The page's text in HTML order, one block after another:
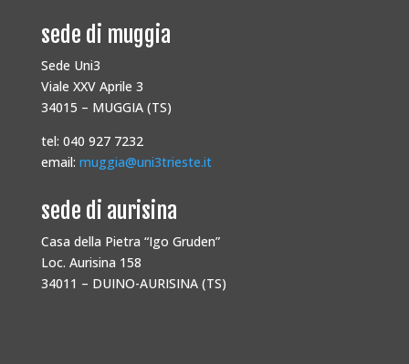
sede di muggia
Sede Uni3
Viale XXV Aprile 3
34015 – MUGGIA (TS)
tel: 040 927 7232
email: muggia@uni3trieste.it
sede di aurisina
Casa della Pietra “Igo Gruden”
Loc. Aurisina 158
34011 – DUINO-AURISINA (TS)